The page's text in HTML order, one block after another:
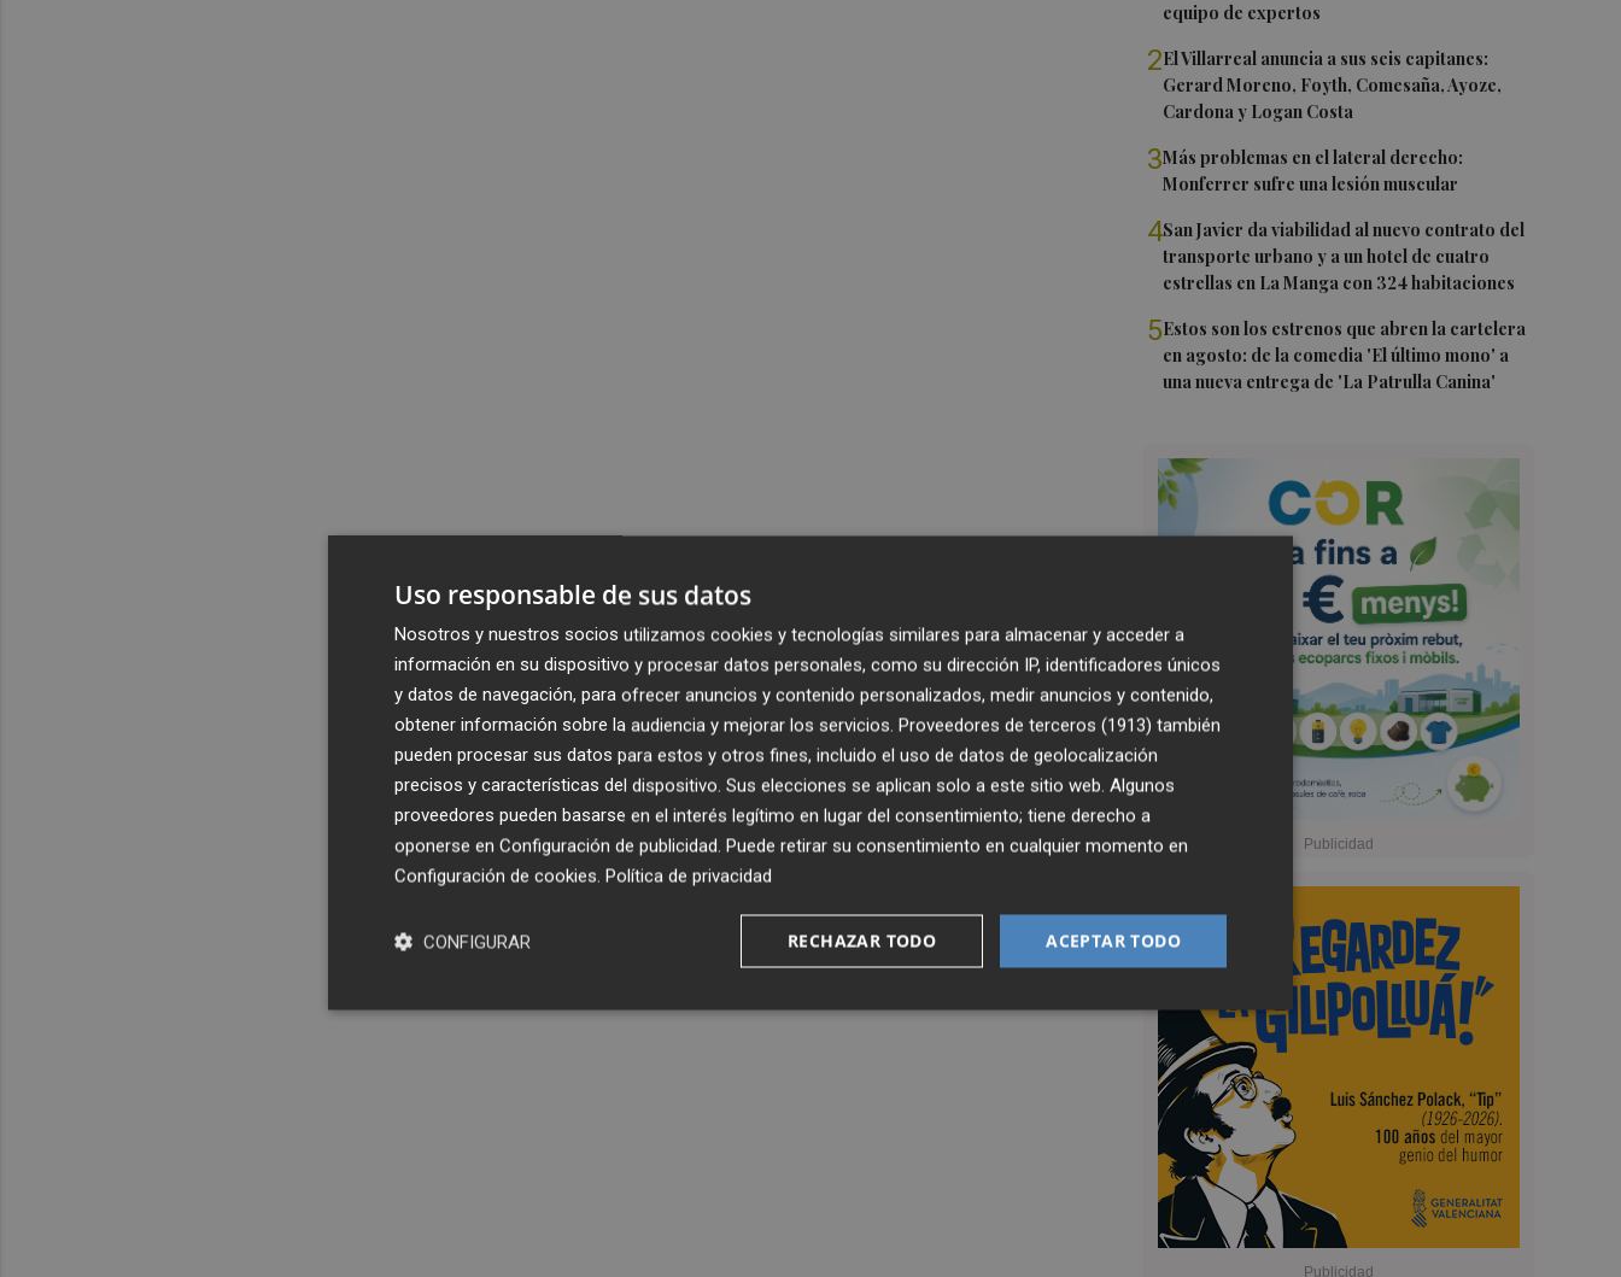
equipo de expertos
2El Villarreal anuncia a sus seis capitanes:
Gerard Moreno, Foyth, Comesaña, Ayoze,
Cardona y Logan Costa
3Más problemas en el lateral derecho:
Monferrer sufre una lesión muscular
4San Javier da viabilidad al nuevo contrato del
transporte urbano y a un hotel de cuatro
estrellas en La Manga con 324 habitaciones
5Estos son los estrenos que abren la cartelera
en agosto: de la comedia 'El último mono' a
una nueva entrega de 'La Patrulla Canina'
Uso responsable de sus datos
Nosotros y nuestros socios utilizamos cookies y tecnologías similares para almacenar y acceder a
información en su dispositivo y procesar datos personales, como su dirección IP, identificadores únicos
y datos de navegación, para ofrecer anuncios y contenido personalizados, medir anuncios y contenido,
obtener información sobre la audiencia y mejorar los servicios. Proveedores de terceros (1913) también
pueden procesar sus datos para estos y otros fines, incluido el uso de datos de geolocalización
precisos y características del dispositivo. Sus elecciones se aplican solo a este sitio web. Algunos
proveedores pueden basarse en el interés legítimo en lugar del consentimiento; tiene derecho a
oponerse en Configuración de publicidad. Puede retirar su consentimiento en cualquier momento en
Configuración de cookies. Política de privacidad
ACEPTAR TODO
RECHAZAR TODO
CONFIGURAR